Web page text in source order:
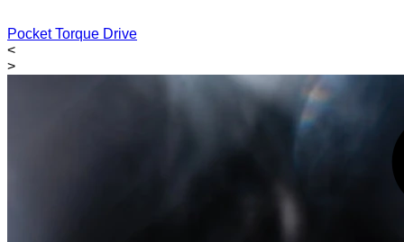
Pocket Torque Drive
<
>